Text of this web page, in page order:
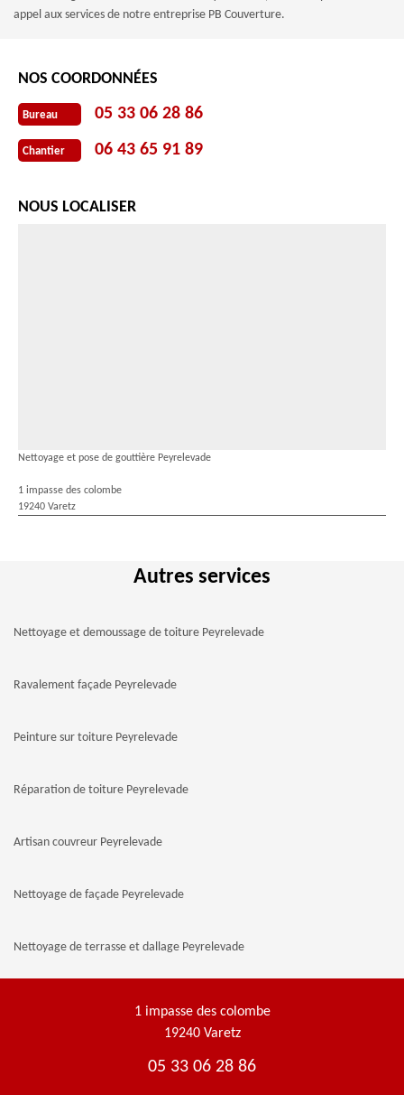
appel aux services de notre entreprise PB Couverture.
NOS COORDONNÉES
Bureau 05 33 06 28 86
Chantier 06 43 65 91 89
NOUS LOCALISER
Nettoyage et pose de gouttière Peyrelevade
1 impasse des colombe
19240 Varetz
Autres services
Nettoyage et demoussage de toiture Peyrelevade
Ravalement façade Peyrelevade
Peinture sur toiture Peyrelevade
Réparation de toiture Peyrelevade
Artisan couvreur Peyrelevade
Nettoyage de façade Peyrelevade
Nettoyage de terrasse et dallage Peyrelevade
1 impasse des colombe
19240 Varetz
05 33 06 28 86